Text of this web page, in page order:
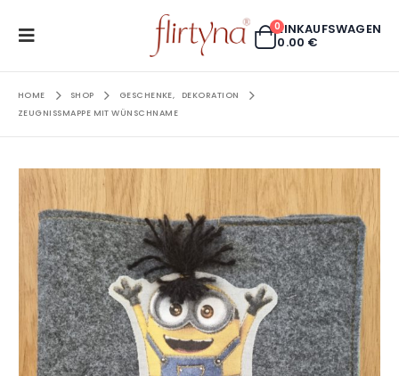
0EINKAUFSWAGEN
0.00 €
HOME SHOP GESCHENKE,
DEKORATION
ZEUGNISSMAPPE MIT WÜNSCHNAME